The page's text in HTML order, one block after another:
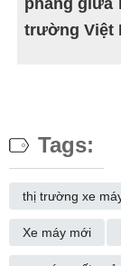
phẳng giữa
trường Việt
Tags:
thị trường xe
Xe máy mới